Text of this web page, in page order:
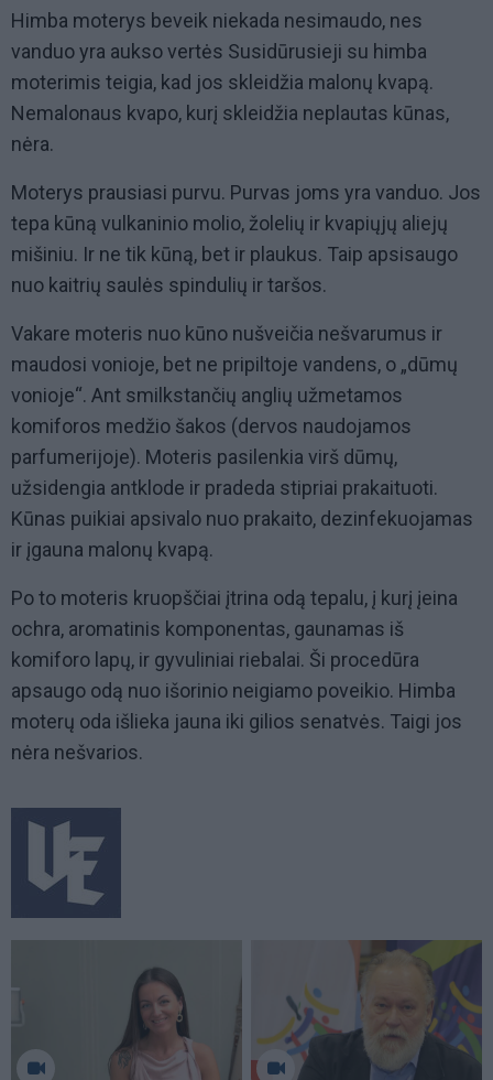
Himba moterys beveik niekada nesimaudo, nes
vanduo yra aukso vertės Susidūrusieji su himba
moterimis teigia, kad jos skleidžia malonų kvapą.
Nemalonaus kvapo, kurį skleidžia neplautas kūnas,
nėra.
Moterys prausiasi purvu. Purvas joms yra vanduo. Jos
tepa kūną vulkaninio molio, žolelių ir kvapiųjų aliejų
mišiniu. Ir ne tik kūną, bet ir plaukus. Taip apsisaugo
nuo kaitrių saulės spindulių ir taršos.
Vakare moteris nuo kūno nušveičia nešvarumus ir
maudosi vonioje, bet ne pripiltoje vandens, o „dūmų
vonioje“. Ant smilkstančių anglių užmetamos
komiforos medžio šakos (dervos naudojamos
parfumerijoje). Moteris pasilenkia virš dūmų,
užsidengia antklode ir pradeda stipriai prakaituoti.
Kūnas puikiai apsivalo nuo prakaito, dezinfekuojamas
ir įgauna malonų kvapą.
Po to moteris kruopščiai įtrina odą tepalu, į kurį įeina
ochra, aromatinis komponentas, gaunamas iš
komiforo lapų, ir gyvuliniai riebalai. Ši procedūra
apsaugo odą nuo išorinio neigiamo poveikio. Himba
moterų oda išlieka jauna iki gilios senatvės. Taigi jos
nėra nešvarios.